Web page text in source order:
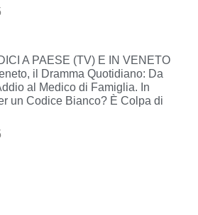
A PAESE (TV) E IN VENETO
il Dramma Quotidiano: Da
al Medico di Famiglia. In
un Codice Bianco? È Colpa di